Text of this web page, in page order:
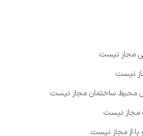
مجاز نیست
نیست
محیط ساختمان مجاز نیست
مجاز نیست
باغ مجاز نیست